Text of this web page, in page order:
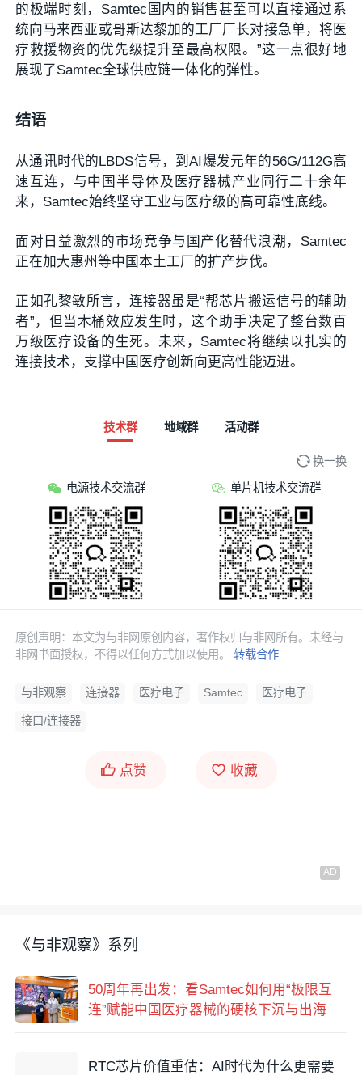
的极端时刻，Samtec国内的销售甚至可以直接通过系
统向马来西亚或哥斯达黎加的工厂厂长对接急单，将医
疗救援物资的优先级提升至最高权限。”这一点很好地
展现了Samtec全球供应链一体化的弹性。
结语
从通讯时代的LBDS信号，到AI爆发元年的56G/112G高
速互连，与中国半导体及医疗器械产业同行二十余年
来，Samtec始终坚守工业与医疗级的高可靠性底线。
面对日益激烈的市场竞争与国产化替代浪潮，Samtec
正在加大惠州等中国本土工厂的扩产步伐。
正如孔黎敏所言，连接器虽是“帮芯片搬运信号的辅助
者”，但当木桶效应发生时，这个助手决定了整台数百
万级医疗设备的生死。未来，Samtec将继续以扎实的
连接技术，支撑中国医疗创新向更高性能迈进。
技术群 地域群 活动群
换一换
电源技术交流群 单片机技术交流群
原创声明：本文为与非网原创内容，著作权归与非网所有。未经与
非网书面授权，不得以任何方式加以使用。转载合作
与非观察 连接器 医疗电子 Samtec 医疗电子
接口/连接器
点赞 收藏
《与非观察》系列
50周年再出发：看Samtec如何用“极限互
连”赋能中国医疗器械的硬核下沉与出海
RTC芯片价值重估：AI时代为什么更需要